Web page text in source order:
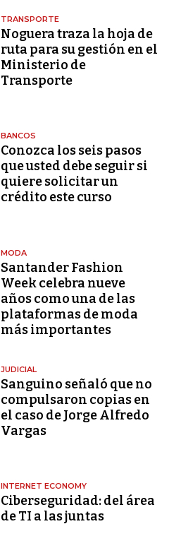
TRANSPORTE
Noguera traza la hoja de
ruta para su gestión en el
Ministerio de
Transporte
BANCOS
Conozca los seis pasos
que usted debe seguir si
quiere solicitar un
crédito este curso
MODA
Santander Fashion
Week celebra nueve
años como una de las
plataformas de moda
más importantes
JUDICIAL
Sanguino señaló que no
compulsaron copias en
el caso de Jorge Alfredo
Vargas
INTERNET ECONOMY
Ciberseguridad: del área
de TI a las juntas